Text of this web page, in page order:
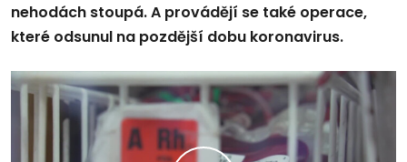
nehodách stoupá. A provádějí se také operace,
které odsunul na pozdější dobu koronavirus.